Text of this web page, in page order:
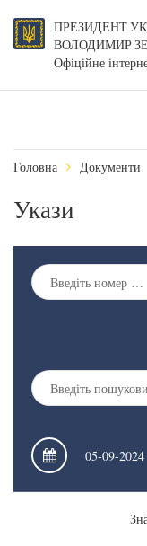
ПРЕЗИДЕНТ
ВОЛОДИМИР
Офіційне
Головна Документи
Укази